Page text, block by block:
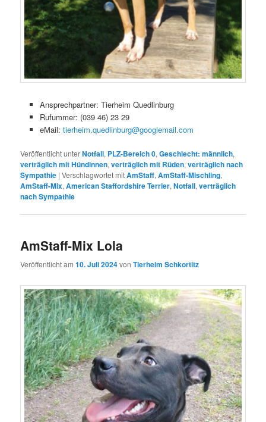
Ansprechpartner: Tierheim Quedlinburg
Rufummer: (039 46) 23 29
eMail: tierheim.quedlinburg@googlemail.com
Veröffentlicht unterNotfall, PLZ-Bereich 0,Geschlecht: männlich,
verträglich mit Hündinnen,verträglich mit Rüden,verträglich nach
Sympathie |Verschlagwortet mitAmStaff,AmStaff-Mischling,
AmStaff-Mix,American Staffordshire Terrier,Notfall,verträglich
nach Sympathie
AmStaff-Mix Lola
Veröffentlicht am10. Juli 2024vonTierheim Schkortitz